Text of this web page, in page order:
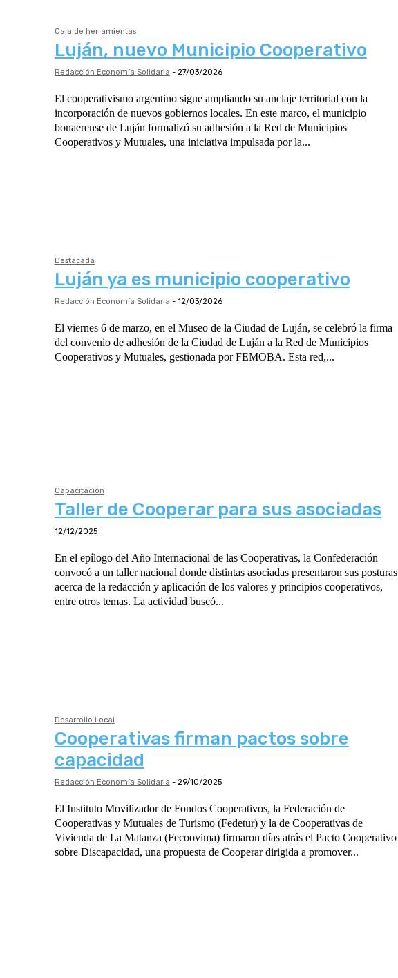
Caja de herramientas
Luján, nuevo Municipio Cooperativo
Redacción Economía Solidaria - 27/03/2026
El cooperativismo argentino sigue ampliando su anclaje territorial con la
incorporación de nuevos gobiernos locales. En este marco, el municipio
bonaerense de Luján formalizó su adhesión a la Red de Municipios
Cooperativos y Mutuales, una iniciativa impulsada por la...
Destacada
Luján ya es municipio cooperativo
Redacción Economía Solidaria - 12/03/2026
El viernes 6 de marzo, en el Museo de la Ciudad de Luján, se celebró la firma
del convenio de adhesión de la Ciudad de Luján a la Red de Municipios
Cooperativos y Mutuales, gestionada por FEMOBA. Esta red,...
Capacitación
Taller de Cooperar para sus asociadas
12/12/2025
En el epílogo del Año Internacional de las Cooperativas, la Confederación
convocó a un taller nacional donde distintas asociadas presentaron sus posturas
acerca de la redacción y aplicación de los valores y principios cooperativos,
entre otros temas. La actividad buscó...
Desarrollo Local
Cooperativas firman pactos sobre
capacidad
Redacción Economía Solidaria - 29/10/2025
El Instituto Movilizador de Fondos Cooperativos, la Federación de
Cooperativas y Mutuales de Turismo (Fedetur) y la de Cooperativas de
Vivienda de La Matanza (Fecoovima) firmaron días atrás el Pacto Cooperativo
sobre Discapacidad, una propuesta de Cooperar dirigida a promover...